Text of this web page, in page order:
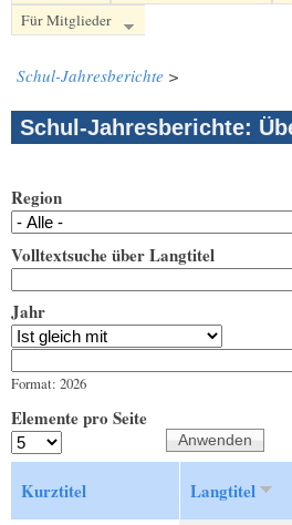
Für Mitglieder
Schul-Jahresberichte >
Schul-Jahresberichte:
Region
Volltextsuche über Langtitel
Jahr
Format: 2026
Elemente pro Seite
Kurztitel Langtitel